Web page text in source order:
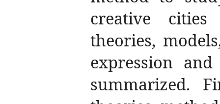
creative
theories,
expression
summarized.